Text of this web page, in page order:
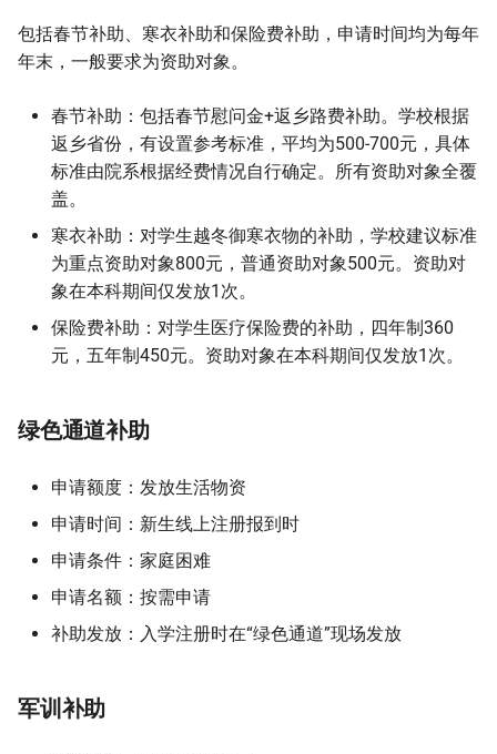
包括春节补助、寒衣补助和保险费补助，申请时间均为每年
年末，一般要求为资助对象。
春节补助：包括春节慰问金+返乡路费补助。学校根据
返乡省份，有设置参考标准，平均为500-700元，具体
标准由院系根据经费情况自行确定。所有资助对象全覆
盖。
寒衣补助：对学生越冬御寒衣物的补助，学校建议标准
为重点资助对象800元，普通资助对象500元。资助对
象在本科期间仅发放1次。
保险费补助：对学生医疗保险费的补助，四年制360
元，五年制450元。资助对象在本科期间仅发放1次。
绿色通道补助
申请额度：发放生活物资
申请时间：新生线上注册报到时
申请条件：家庭困难
申请名额：按需申请
补助发放：入学注册时在“绿色通道”现场发放
军训补助